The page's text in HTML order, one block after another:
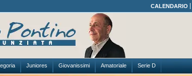
CALENDARIO
Juniores Giovanissimi Amatoriale Serie D